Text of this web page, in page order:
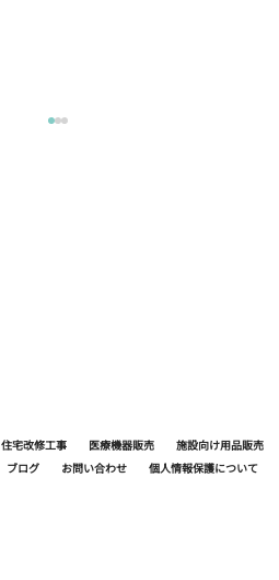
住宅改修工事 医療機器販売
施設向け用品販売
ブログ お問い合わせ 個人情報保護について